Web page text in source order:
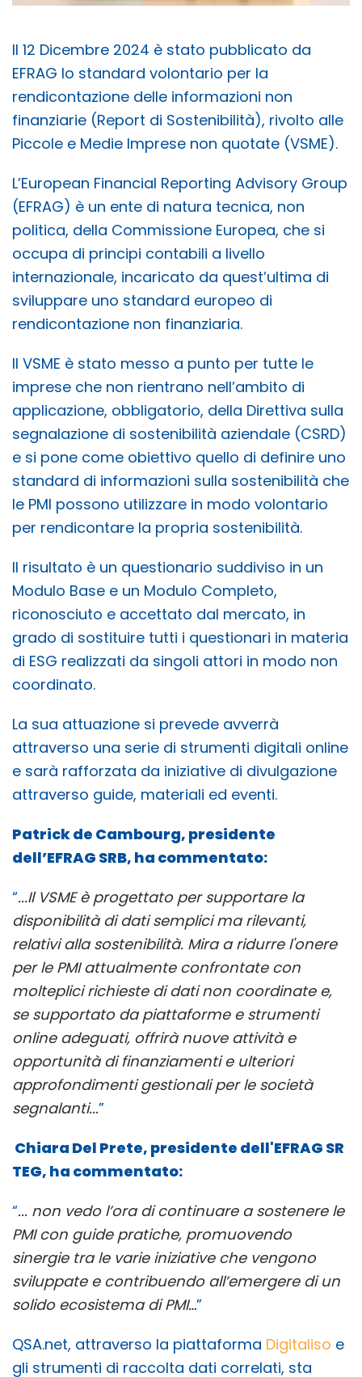
Il 12 Dicembre 2024 è stato pubblicato da
EFRAG lo standard volontario per la
rendicontazione delle informazioni non
finanziarie (Report di Sostenibilità), rivolto alle
Piccole e Medie Imprese non quotate (VSME).
L’European Financial Reporting Advisory Group
(EFRAG) è un ente di natura tecnica, non
politica, della Commissione Europea, che si
occupa di principi contabili a livello
internazionale, incaricato da quest’ultima di
sviluppare uno standard europeo di
rendicontazione non finanziaria.
Il VSME è stato messo a punto per tutte le
imprese che non rientrano nell’ambito di
applicazione, obbligatorio, della Direttiva sulla
segnalazione di sostenibilità aziendale (CSRD)
e si pone come obiettivo quello di definire uno
standard di informazioni sulla sostenibilità che
le PMI possono utilizzare in modo volontario
per rendicontare la propria sostenibilità.
Il risultato è un questionario suddiviso in un
Modulo Base e un Modulo Completo,
riconosciuto e accettato dal mercato, in
grado di sostituire tutti i questionari in materia
di ESG realizzati da singoli attori in modo non
coordinato.
La sua attuazione si prevede avverrà
attraverso una serie di strumenti digitali online
e sarà rafforzata da iniziative di divulgazione
attraverso guide, materiali ed eventi.
Patrick de Cambourg, presidente
dell’EFRAG SRB, ha commentato:
“...Il VSME è progettato per supportare la
disponibilità di dati semplici ma rilevanti,
relativi alla sostenibilità. Mira a ridurre l'onere
per le PMI attualmente confrontate con
molteplici richieste di dati non coordinate e,
se supportato da piattaforme e strumenti
online adeguati, offrirà nuove attività e
opportunità di finanziamenti e ulteriori
approfondimenti gestionali per le società
segnalanti...”
Chiara Del Prete, presidente dell'EFRAG SR
TEG, ha commentato:
“... non vedo l’ora di continuare a sostenere le
PMI con guide pratiche, promuovendo
sinergie tra le varie iniziative che vengono
sviluppate e contribuendo all’emergere di un
solido ecosistema di PMI…”
QSA.net, attraverso la piattaforma Digitaliso e
gli strumenti di raccolta dati correlati, sta